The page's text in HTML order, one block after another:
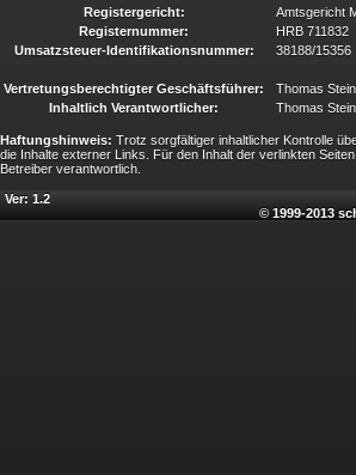
Registergericht:
Amtsgericht
Registernummer:
HRB 711832
Umsatzsteuer-Identifikationsnummer:
38188/15356
Vertretungsberechtigter Geschäftsführer:
Thomas Stein
Inhaltlich Verantwortlicher:
Thomas Stein
Haftungshinweis: Trotz sorgfältiger inhaltlicher Kontrolle
die Inhalte externer Links. Für den Inhalt der verlinkten
Betreiber verantwortlich.
Ver: 1.2
© 1999-2013